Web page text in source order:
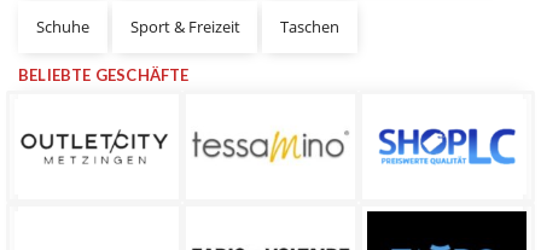
Schuhe Sport & Freizeit Taschen
BELIEBTE GESCHÄFTE